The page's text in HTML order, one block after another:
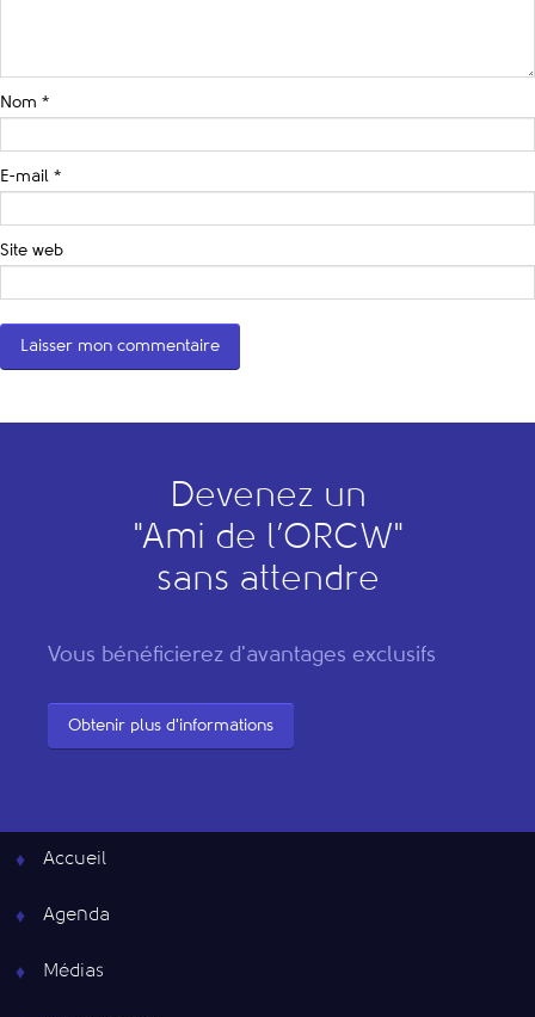
Nom *
E-mail *
Site web
Devenez un
"Ami de l’ORCW"
sans attendre
Vous bénéficierez d'avantages exclusifs
Obtenir plus d'informations
Accueil
Agenda
Médias